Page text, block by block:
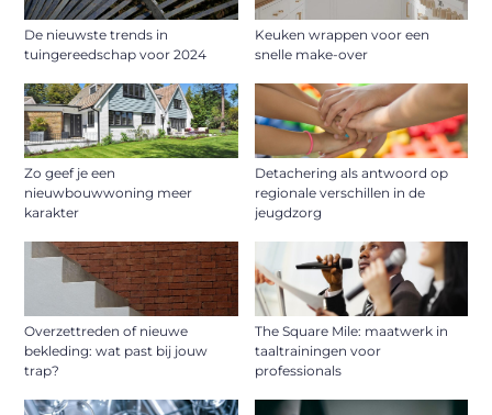
De nieuwste trends in
tuingereedschap voor 2024
Keuken wrappen voor een
snelle make-over
Zo geef je een
nieuwbouwwoning meer
karakter
Detachering als antwoord op
regionale verschillen in de
jeugdzorg
Overzettreden of nieuwe
bekleding: wat past bij jouw
trap?
The Square Mile: maatwerk in
taaltrainingen voor
professionals